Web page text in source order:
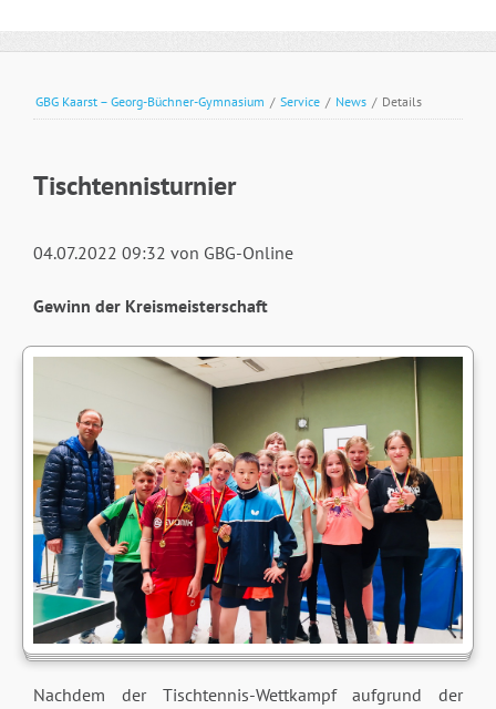
GBG Kaarst – Georg-Büchner-Gymnasium / Service / News / Details
Tischtennisturnier
04.07.2022 09:32 von GBG-Online
Gewinn der Kreismeisterschaft
Nachdem der Tischtennis-Wettkampf aufgrund der